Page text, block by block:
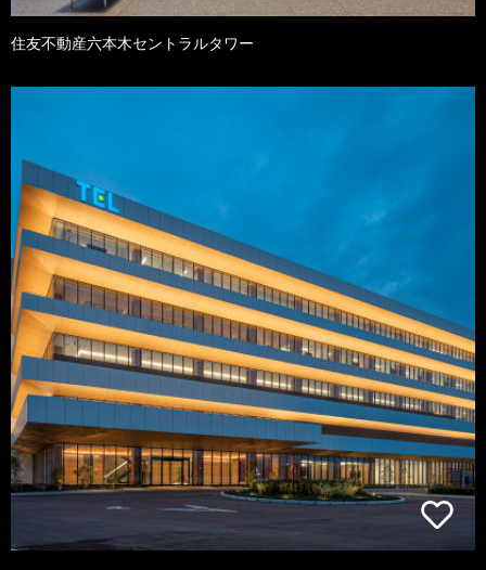
住友不動産六本木セントラルタワー